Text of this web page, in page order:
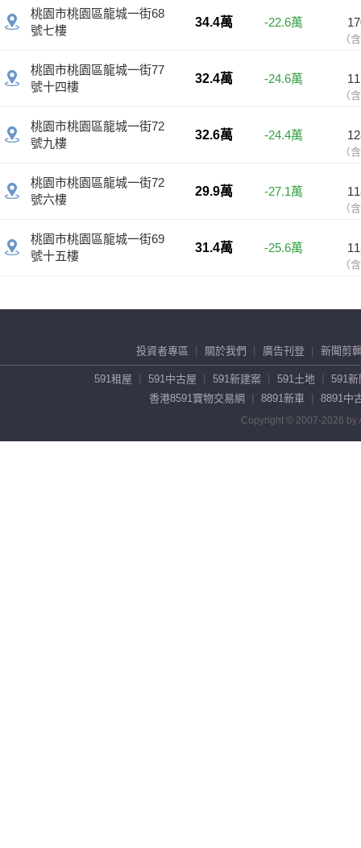
投資者專區 關於我們 廣告刊登 新聞剪
591租屋 591中古屋 591新建案 591土地
591新
香港8591寶物交易網
8891新車 8891中
Copyright © 2007-2026 by